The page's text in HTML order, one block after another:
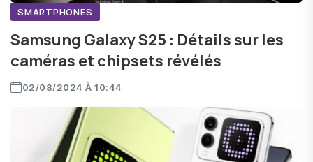
SMARTPHONES
Samsung Galaxy S25 : Détails sur les
caméras et chipsets révélés
02/08/2024 À 10:44